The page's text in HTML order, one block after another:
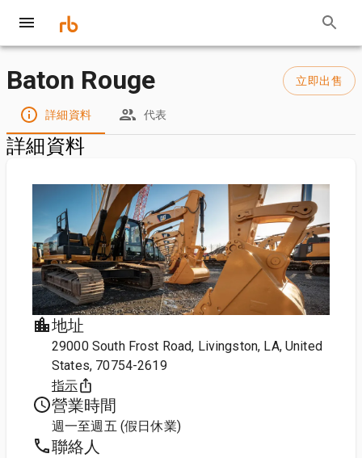
Baton Rouge 立即出售
詳細資料 代表
詳細資料
地址
29000 South Frost Road, Livingston, LA, United
States, 70754-2619
指示
營業時間
週一至週五 (假日休業)
聯絡人